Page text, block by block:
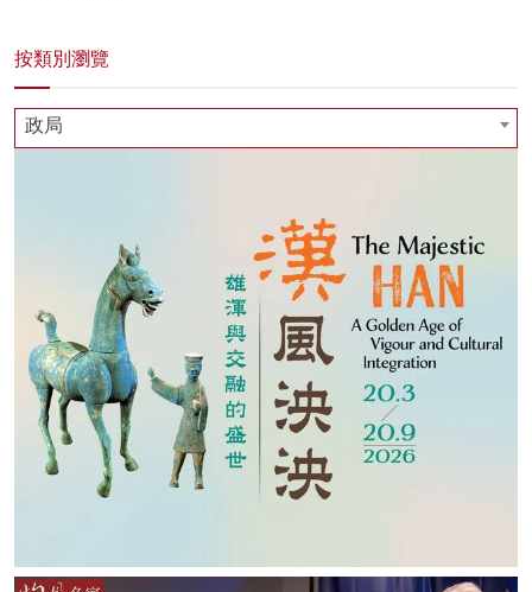
按類別瀏覽
政局